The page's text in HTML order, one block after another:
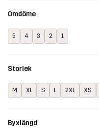
Omdöme
5 4 3 2 1
Storlek
M XL S L 2XL XS
Byxlängd